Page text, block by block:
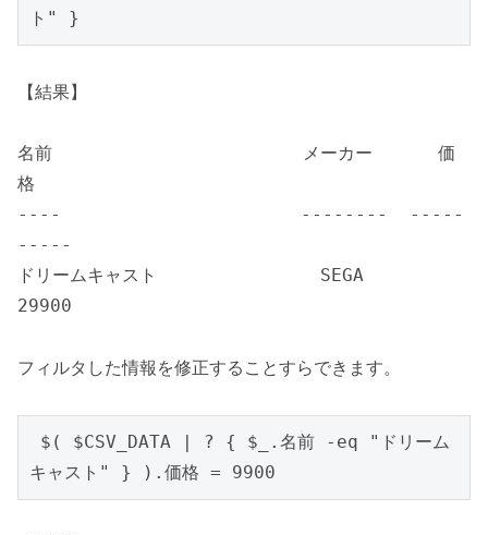
ト" }
【結果】
名前 メーカー 価
格
---- -------- -----
-----
ドリームキャスト SEGA
29900
フィルタした情報を修正することすらできます。
キャスト" } ).価格 = 9900